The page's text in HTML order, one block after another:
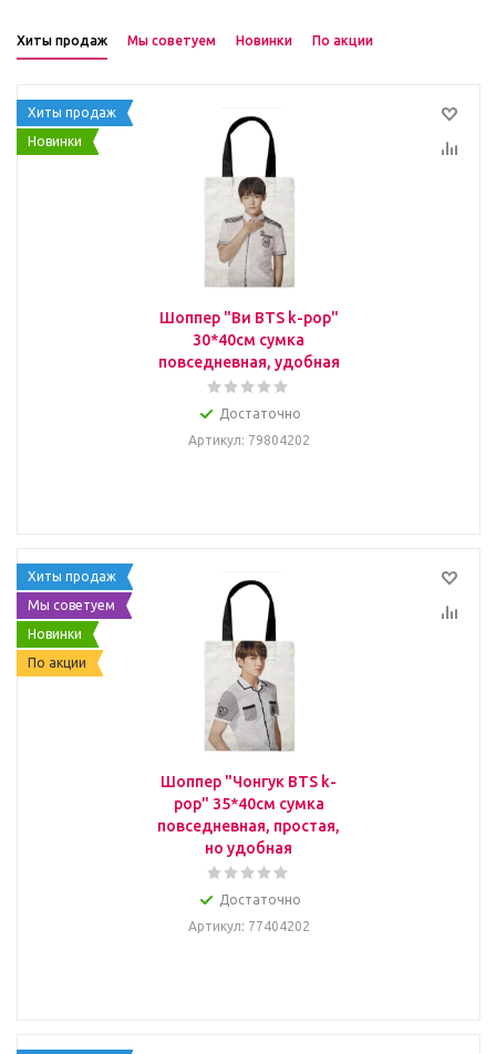
Хиты продаж Мы советуем Новинки По акции
Хиты продаж
Новинки
Шоппер "Ви BTS k-pop"
30*40см сумка
повседневная, удобная
Достаточно
Артикул: 79804202
Хиты продаж
Мы советуем
Новинки
По акции
Шоппер "Чонгук BTS k-
pop" 35*40см сумка
повседневная, простая,
но удобная
Достаточно
Артикул: 77404202